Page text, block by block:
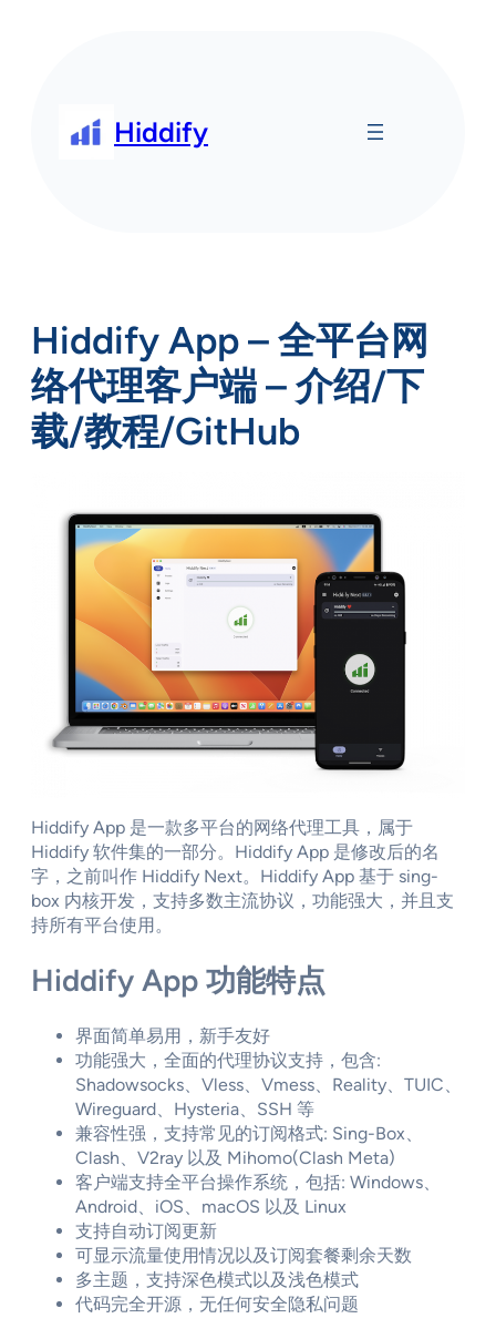
Hiddify
Hiddify App – 全平台网
络代理客户端 – 介绍/下
载/教程/GitHub
Hiddify App 是一款多平台的网络代理工具，属于
Hiddify 软件集的一部分。Hiddify App 是修改后的名
字，之前叫作 Hiddify Next。Hiddify App 基于 sing-
box 内核开发，支持多数主流协议，功能强大，并且支
持所有平台使用。
Hiddify App 功能特点
界面简单易用，新手友好
功能强大，全面的代理协议支持，包含:
Shadowsocks、Vless、Vmess、Reality、TUIC、
Wireguard、Hysteria、SSH 等
兼容性强，支持常见的订阅格式: Sing-Box、
Clash、V2ray 以及 Mihomo(Clash Meta)
客户端支持全平台操作系统，包括: Windows、
Android、iOS、macOS 以及 Linux
支持自动订阅更新
可显示流量使用情况以及订阅套餐剩余天数
多主题，支持深色模式以及浅色模式
代码完全开源，无任何安全隐私问题